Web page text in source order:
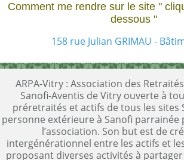
Comment me rendre sur le site "
dessous "
158 rue Julian GRIMAU -
ARPA-Vitry : Association des
Sanofi-Aventis de Vitry ouverte à
préretraités et actifs de tous les sites
personne extérieure à Sanofi parrainée
l’association. Son but est de
intergénérationnel entre les actifs et
proposant diverses activités à